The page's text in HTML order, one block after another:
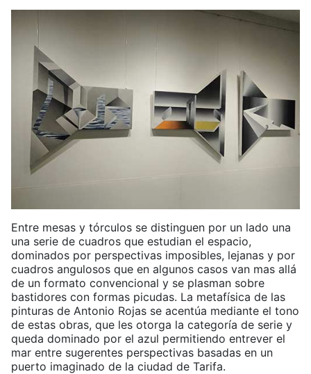
Entre mesas y tórculos se distinguen por un lado una
una serie de cuadros que estudian el espacio,
dominados por perspectivas imposibles, lejanas y por
cuadros angulosos que en algunos casos van mas allá
de un formato convencional y se plasman sobre
bastidores con formas picudas. La metafísica de las
pinturas de Antonio Rojas se acentúa mediante el tono
de estas obras, que les otorga la categoría de serie y
queda dominado por el azul permitiendo entrever el
mar entre sugerentes perspectivas basadas en un
puerto imaginado de la ciudad de Tarifa.